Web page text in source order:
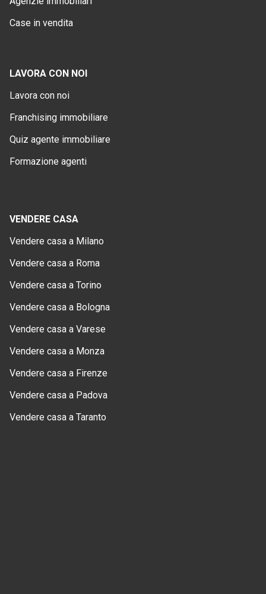
Case in vendita
LAVORA CON NOI
Lavora con noi
Franchising immobiliare
Quiz agente immobiliare
Formazione agenti
VENDERE CASA
Vendere casa a Milano
Vendere casa a Roma
Vendere casa a Torino
Vendere casa a Bologna
Vendere casa a Varese
Vendere casa a Monza
Vendere casa a Firenze
Vendere casa a Padova
Vendere casa a Taranto